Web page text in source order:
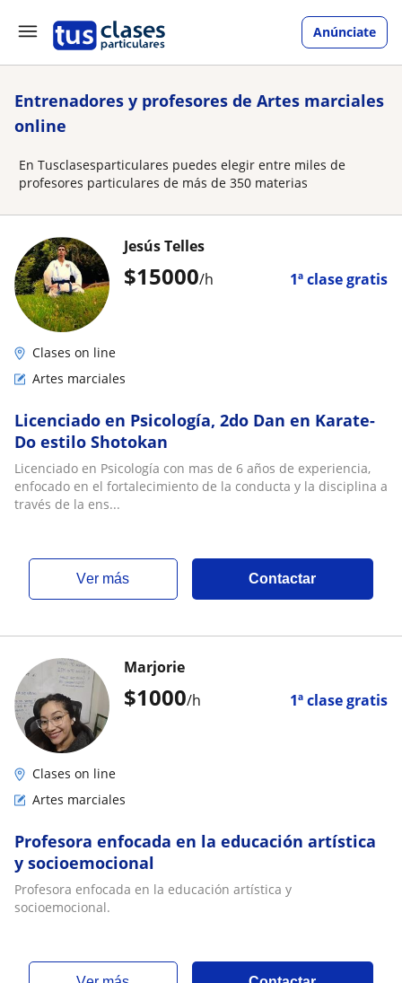
Anúnciate
Entrenadores y profesores de Artes marciales
online
En Tusclasesparticulares puedes elegir entre miles de
profesores particulares de más de 350 materias
$15000/h 1ª clase gratis
Jesús Telles
Clases on line
Artes marciales
Licenciado en Psicología, 2do Dan en Karate-
Do estilo Shotokan
Licenciado en Psicología con mas de 6 años de experiencia,
enfocado en el fortalecimiento de la conducta y la disciplina a
través de la ens...
ver más Contactar
$1000/h 1ª clase gratis
Marjorie
Clases on line
Artes marciales
Profesora enfocada en la educación artística
y socioemocional
Profesora enfocada en la educación artística y
socioemocional.